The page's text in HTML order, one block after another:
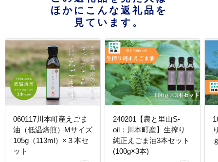
ほかにこんな返礼品を
見ています。
060117川本町産えごま
油（低温焙煎）Mサイズ
105g（113ml）×３本セ
ット
240201【農と里山S-
oil：川本町産】生搾り
純正えごま油3本セット
(100g×3本)